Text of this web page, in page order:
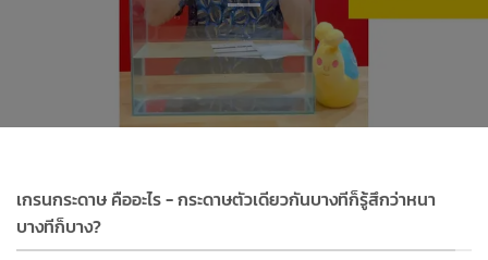
เกรนกระดาษ คืออะไร - กระดาษตัวเดียวกันบางทีก็รู้สึกว่าหนา
บางทีก็บาง?